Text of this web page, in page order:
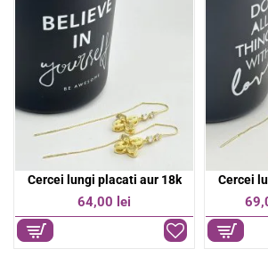
o
k
p
p
Cercei lungi placati aur 18k
64,00 lei
Cercei